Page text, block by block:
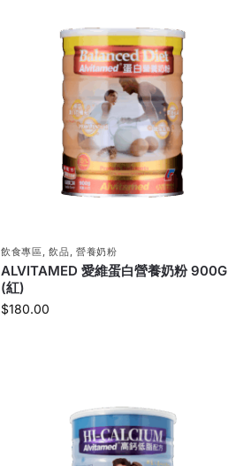
飲食專區,飲品, 營養奶粉
ALVITAMED 愛維蛋白營養奶粉 900G
(紅)
$180.00